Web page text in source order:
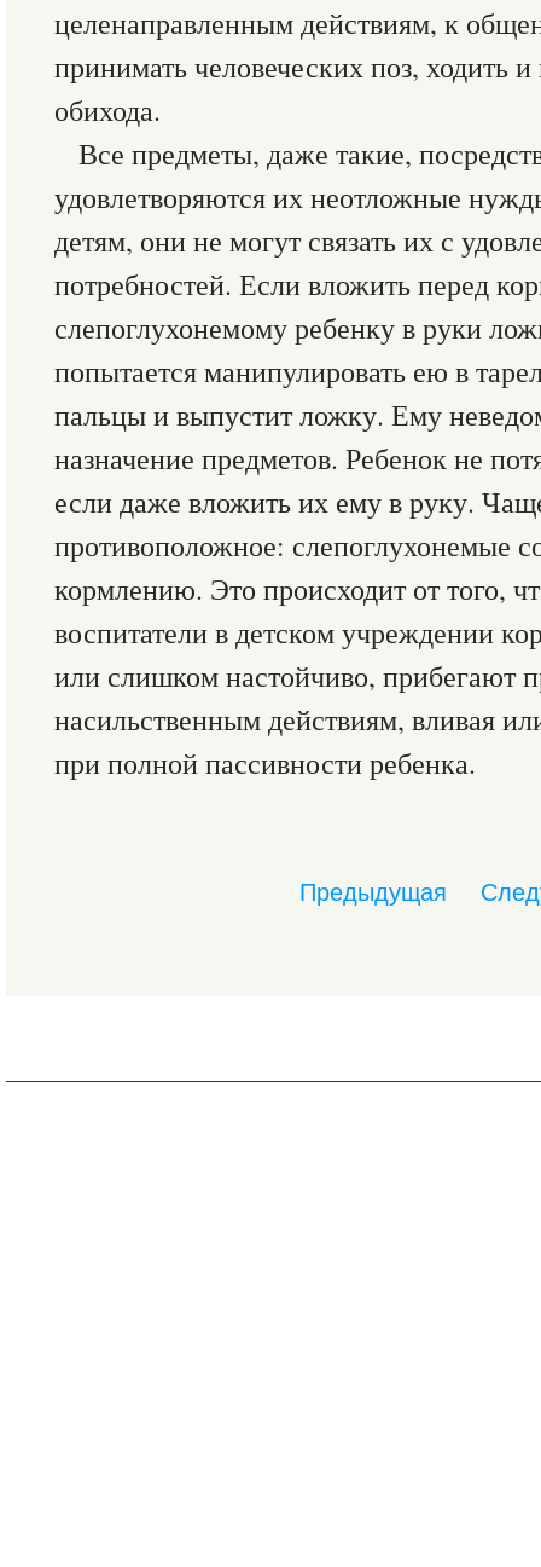
целенаправленным действиям, к
принимать человеческих поз, ходить
обихода.
Все предметы, даже такие,
удовлетворяются их неотложные
детям, они не могут связать их с
потребностей. Если вложить перед
слепоглухонемому ребенку в руки
попытается манипулировать ею в
пальцы и выпустит ложку. Ему
назначение предметов. Ребенок не
если даже вложить их ему в руку.
противоположное: слепоглухонемые
кормлению. Это происходит от того,
воспитатели в детском учреждении
или слишком настойчиво, прибегают
насильственным действиям, вливая
при полной пассивности ребенка.
Предыдущая